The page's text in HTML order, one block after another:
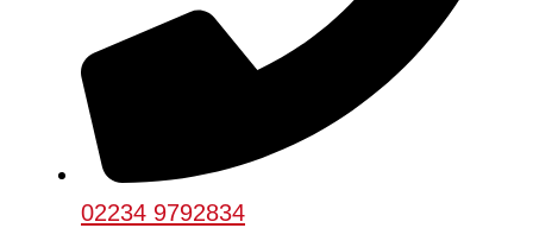
02234 9792834